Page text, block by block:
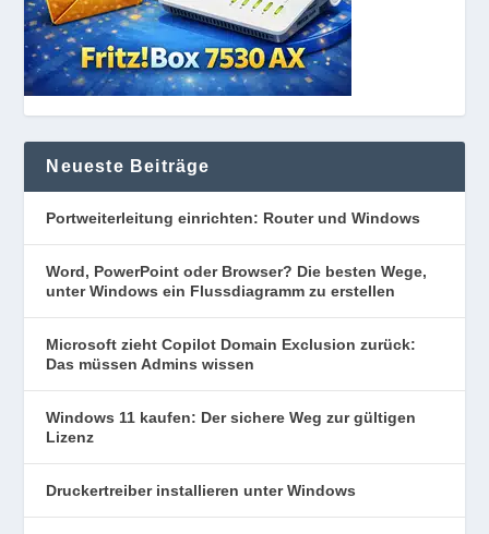
Neueste Beiträge
Portweiterleitung einrichten: Router und Windows
Word, PowerPoint oder Browser? Die besten Wege,
unter Windows ein Flussdiagramm zu erstellen
Microsoft zieht Copilot Domain Exclusion zurück:
Das müssen Admins wissen
Windows 11 kaufen: Der sichere Weg zur gültigen
Lizenz
Druckertreiber installieren unter Windows